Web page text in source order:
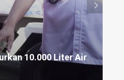
10.000 Liter Air